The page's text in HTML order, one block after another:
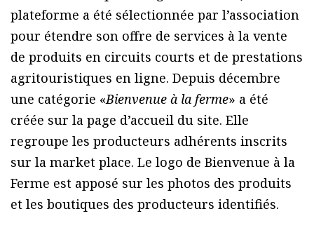
plateforme a été sélectionnée par l’association
pour étendre son offre de services à la vente
de produits en circuits courts et de prestations
agritouristiques en ligne. Depuis décembre
une catégorie «Bienvenue à la ferme» a été
créée sur la page d’accueil du site. Elle
regroupe les producteurs adhérents inscrits
sur la market place. Le logo de Bienvenue à la
Ferme est apposé sur les photos des produits
et les boutiques des producteurs identifiés.